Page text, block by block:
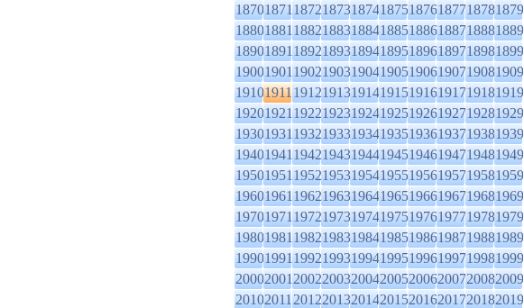
1870187118721873187418751876187718781879
1880188118821883188418851886188718881889
1890189118921893189418951896189718981899
1900190119021903190419051906190719081909
1910191119121913191419151916191719181919
1920192119221923192419251926192719281929
1930193119321933193419351936193719381939
1940194119421943194419451946194719481949
1950195119521953195419551956195719581959
1960196119621963196419651966196719681969
1970197119721973197419751976197719781979
1980198119821983198419851986198719881989
1990199119921993199419951996199719981999
2000200120022003200420052006200720082009
2010201120122013201420152016201720182019